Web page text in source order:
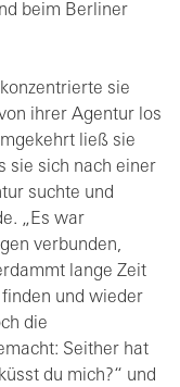
beim Berliner
sie
ihrer Agentur los
ließ sie
sie sich nach einer
suchte und
„Es war
verbunden,
lange Zeit
und wieder
die
Seither hat
du mich?“ und